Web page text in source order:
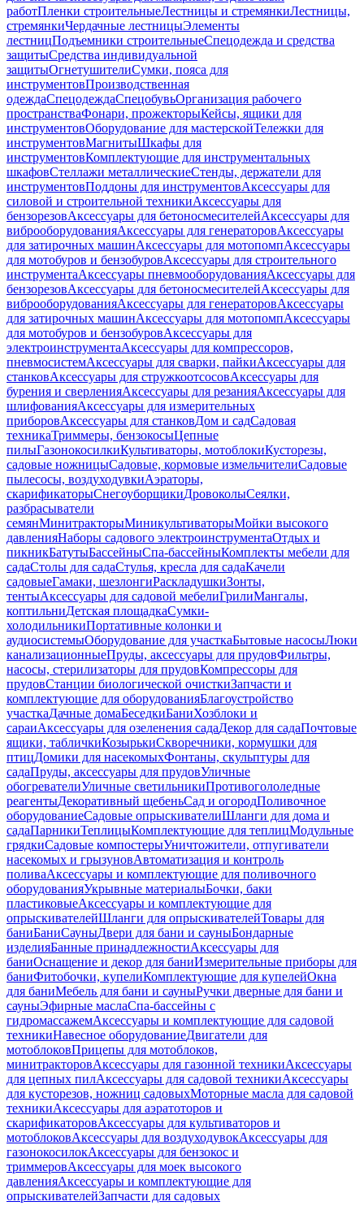
работПленки строительныеЛестницы и стремянкиЛестницы,
стремянкиЧердачные лестницыЭлементы
лестницПодъемники строительныеСпецодежда и средства
защитыСредства индивидуальной
защитыОгнетушителиСумки, пояса для
инструментовПроизводственная
одеждаСпецодеждаСпецобувьОрганизация рабочего
пространстваФонари, прожекторыКейсы, ящики для
инструментовОборудование для мастерскойТележки для
инструментовМагнитыШкафы для
инструментовКомплектующие для инструментальных
шкафовСтеллажи металлическиеСтенды, держатели для
инструментовПоддоны для инструментовАксессуары для
силовой и строительной техникиАксессуары для
бензорезовАксессуары для бетоносмесителейАксессуары для
виброоборудованияАксессуары для генераторовАксессуары
для затирочных машинАксессуары для мотопомпАксессуары
для мотобуров и бензобуровАксессуары для строительного
инструментаАксессуары пневмооборудованияАксессуары для
бензорезовАксессуары для бетоносмесителейАксессуары для
виброоборудованияАксессуары для генераторовАксессуары
для затирочных машинАксессуары для мотопомпАксессуары
для мотобуров и бензобуровАксессуары для
электроинструментаАксессуары для компрессоров,
пневмосистемАксессуары для сварки, пайкиАксессуары для
станковАксессуары для стружкоотсосовАксессуары для
бурения и сверленияАксессуары для резанияАксессуары для
шлифованияАксессуары для измерительных
приборовАксессуары для станковДом и садСадовая
техникаТриммеры, бензокосыЦепные
пилыГазонокосилкиКультиваторы, мотоблокиКусторезы,
садовые ножницыСадовые, кормовые измельчителиСадовые
пылесосы, воздуходувкиАэраторы,
скарификаторыСнегоуборщикиДровоколыСеялки,
разбрасыватели
семянМинитракторыМиникультиваторыМойки высокого
давленияНаборы садового электроинструментаОтдых и
пикникБатутыБассейныСпа-бассейныКомплекты мебели для
садаСтолы для садаСтулья, кресла для садаКачели
садовыеГамаки, шезлонгиРаскладушкиЗонты,
тентыАксессуары для садовой мебелиГрилиМангалы,
коптильниДетская площадкаСумки-
холодильникиПортативные колонки и
аудиосистемыОборудование для участкаБытовые насосыЛюки
канализационныеПруды, аксессуары для прудовФильтры,
насосы, стерилизаторы для прудовКомпрессоры для
прудовСтанции биологической очисткиЗапчасти и
комплектующие для оборудованияБлагоустройство
участкаДачные домаБеседкиБаниХозблоки и
сараиАксессуары для озеленения садаДекор для садаПочтовые
ящики, табличкиКозырькиСкворечники, кормушки для
птицДомики для насекомыхФонтаны, скульптуры для
садаПруды, аксессуары для прудовУличные
обогревателиУличные светильникиПротивогололедные
реагентыДекоративный щебеньСад и огородПоливочное
оборудованиеСадовые опрыскивателиШланги для дома и
садаПарникиТеплицыКомплектующие для теплицМодульные
грядкиСадовые компостерыУничтожители, отпугиватели
насекомых и грызуновАвтоматизация и контроль
поливаАксессуары и комплектующие для поливочного
оборудованияУкрывные материалыБочки, баки
пластиковыеАксессуары и комплектующие для
опрыскивателейШланги для опрыскивателейТовары для
баниБаниСауныДвери для бани и сауныБондарные
изделияБанные принадлежностиАксессуары для
баниОснащение и декор для баниИзмерительные приборы для
баниФитобочки, купелиКомплектующие для купелейОкна
для баниМебель для бани и сауныРучки дверные для бани и
сауныЭфирные маслаСпа-бассейны с
гидромассажемАксессуары и комплектующие для садовой
техникиНавесное оборудованиеДвигатели для
мотоблоковПрицепы для мотоблоков,
минитракторовАксессуары для газонной техникиАксессуары
для цепных пилАксессуары для садовой техникиАксессуары
для кусторезов, ножниц садовыхМоторные масла для садовой
техникиАксессуары для аэратоторов и
скарификаторовАксессуары для культиваторов и
мотоблоковАксессуары для воздуходувокАксессуары для
газонокосилокАксессуары для бензокос и
триммеровАксессуары для моек высокого
давленияАксессуары и комплектующие для
опрыскивателейЗапчасти для садовых